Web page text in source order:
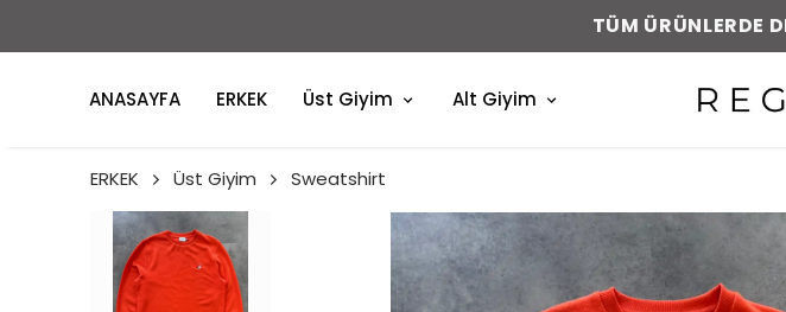
0-48 SAAT
ANASAYFA ERKEK Üst Giyim Alt Giyim
ERKEK Üst Giyim Sweatshirt